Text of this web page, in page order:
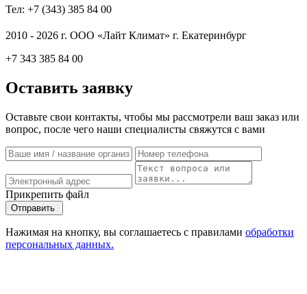
Тел: +7 (343) 385 84 00
2010 - 2026 г. ООО «Лайт Климат» г. Екатеринбург
+7 343 385 84 00
Оставить заявку
Оставьте свои контакты, чтобы мы рассмотрели ваш заказ или
вопрос, после чего наши специалисты свяжутся с вами
Прикрепить файл
Отправить
Нажимая на кнопку, вы соглашаетесь с правилами обработки
персональных данных.